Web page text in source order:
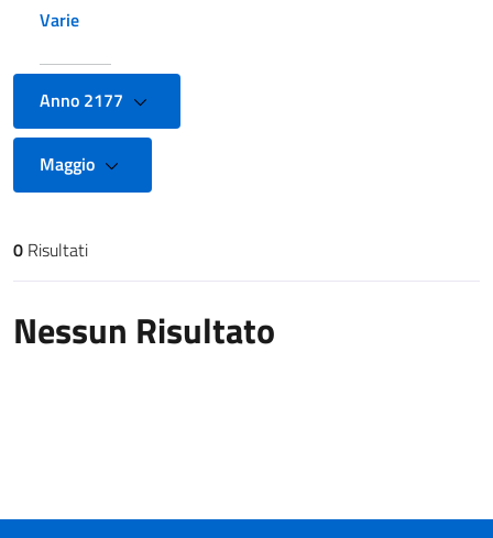
Varie
Anno 2177
Maggio
Risultati di ricerca
0 Risultati
Nessun Risultato